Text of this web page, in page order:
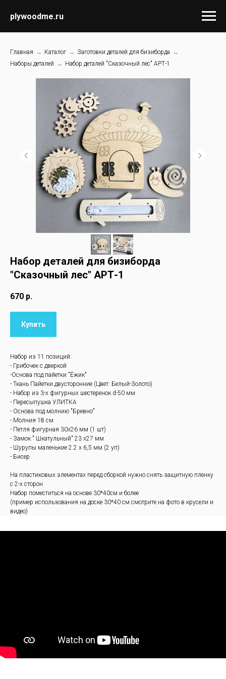
plywoodme.ru
Главная → Каталог → Заготовки деталей для бизиборда →
Наборы деталей → Набор деталей "Сказочный лес" АРТ-1
Набор деталей для бизиборда
"Сказочный лес" АРТ-1
670 р.
Купить
Набор из 11 позиций:
- Грибочек с дверкой
-Основа под пайетки "Ёжик"
- Ткань Пайетки двусторонние (Цвет: Белый-Золото)
- Набор из 3-х фигурных шестеренок d-50 мм
- Пересыпушка УЛИТКА
- Основа под молнию "Бревно"
- Молния 18 см
- Петля фигурная 30х26 мм (1 шт)
- Замок " Шкатульный" 23 х27 мм
- Шурупы маленькие 2.2 х 6,5 мм (2 уп)
- Бисер
На пластиковых элементах перед сборкой нужно снять защитную пленку
с 2-х сторон
Набор поместиться на основе 30*40см и более
(пример использования на доске 30*40 см смотрите на фото в крусели и
видео)